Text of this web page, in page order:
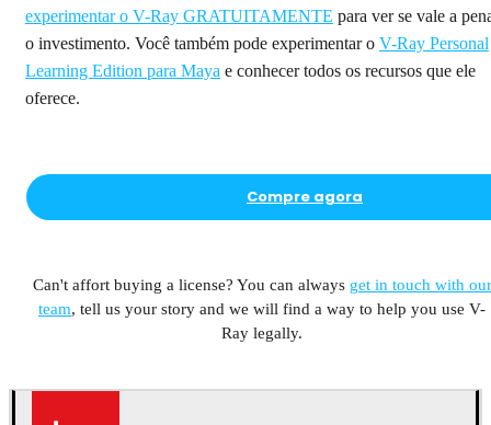
experimentar o V-Ray GRATUITAMENTE para ver se vale a
o investimento. Você também pode experimentar o V-Ray Personal
Learning Edition para Maya e conhecer todos os recursos que ele
oferece.
Compre agora
Can't affort buying a license? You can always get in touch with our
team, tell us your story and we will find a way to help you use V-
Ray legally.